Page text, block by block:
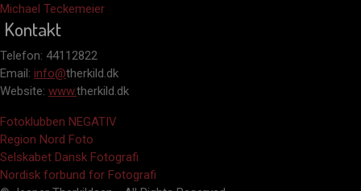
Michael Teckemeier
Kontakt
Telefon: 44112822
Email: info@therkild.dk
Website: www.therkild.dk
Fotoklubben NEGATIV
Region Nord Foto
Selskabet Dansk Fotografi
Nordisk forbund for Fotografi